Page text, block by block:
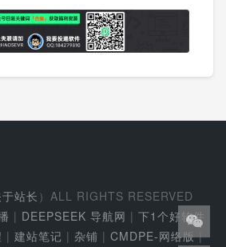
站长 ）ALL RIGHTS RESERVED
| DEEPSEEK 导航网 | 下1个好软件
| 建站笔记 | 杂铺 | CMDPE-网络版|